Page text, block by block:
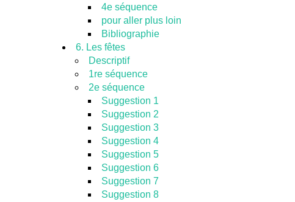
4e séquence
pour aller plus loin
Bibliographie
6. Les fêtes
Descriptif
1re séquence
2e séquence
Suggestion 1
Suggestion 2
Suggestion 3
Suggestion 4
Suggestion 5
Suggestion 6
Suggestion 7
Suggestion 8